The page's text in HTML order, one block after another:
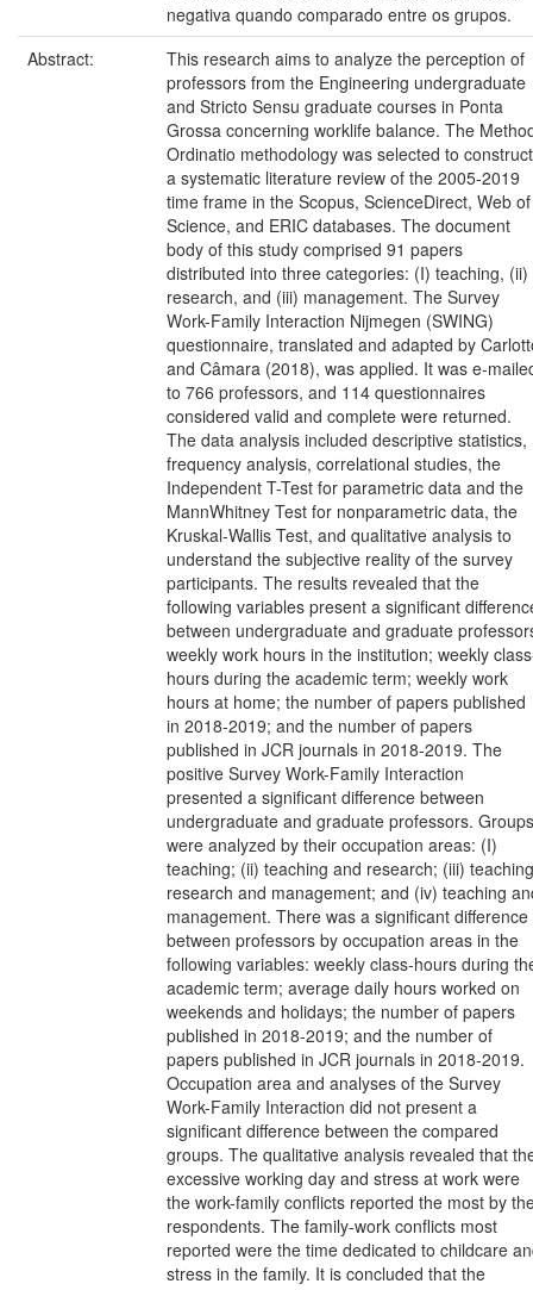
negativa quando comparado entre os grupos.
Abstract:
This research aims to analyze the perception of
professors from the Engineering undergraduate
and Stricto Sensu graduate courses in Ponta
Grossa concerning worklife balance. The
Ordinatio methodology was selected to construct
a systematic literature review of the 2005-2019
time frame in the Scopus, ScienceDirect, Web of
Science, and ERIC databases. The document
body of this study comprised 91 papers
distributed into three categories: (I) teaching, (ii)
research, and (iii) management. The Survey
Work-Family Interaction Nijmegen (SWING)
questionnaire, translated and adapted by
and Câmara (2018), was applied. It was e-
to 766 professors, and 114 questionnaires
considered valid and complete were returned.
The data analysis included descriptive statistics,
frequency analysis, correlational studies, the
Independent T-Test for parametric data and the
MannWhitney Test for nonparametric data, the
Kruskal-Wallis Test, and qualitative analysis to
understand the subjective reality of the survey
participants. The results revealed that the
following variables present a significant
between undergraduate and graduate
weekly work hours in the institution; weekly
hours during the academic term; weekly work
hours at home; the number of papers published
in 2018-2019; and the number of papers
published in JCR journals in 2018-2019. The
positive Survey Work-Family Interaction
presented a significant difference between
undergraduate and graduate professors. Groups
were analyzed by their occupation areas: (I)
teaching; (ii) teaching and research; (iii)
research and management; and (iv) teaching
management. There was a significant difference
between professors by occupation areas in the
following variables: weekly class-hours during
academic term; average daily hours worked on
weekends and holidays; the number of papers
published in 2018-2019; and the number of
papers published in JCR journals in 2018-2019.
Occupation area and analyses of the Survey
Work-Family Interaction did not present a
significant difference between the compared
groups. The qualitative analysis revealed that
excessive working day and stress at work were
the work-family conflicts reported the most by
respondents. The family-work conflicts most
reported were the time dedicated to childcare
stress in the family. It is concluded that the